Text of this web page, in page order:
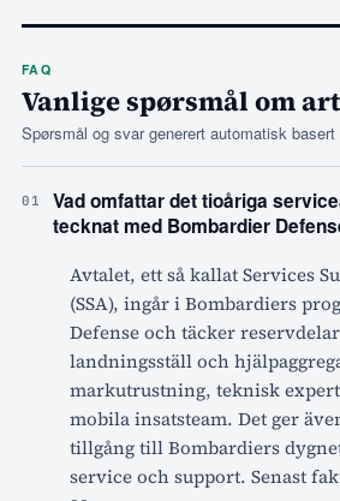
FAQ
Vanlige spørsmål om
Spørsmål og svar generert automatisk
01
Vad omfattar det tioåriga
tecknat med Bombardier
Avtalet, ett så kallat Services
(SSA), ingår i Bombardiers
Defense och täcker
landningsställ och
markutrustning, teknisk
mobila insatsteam. Det ger
tillgång till Bombardiers
service och support. Senast